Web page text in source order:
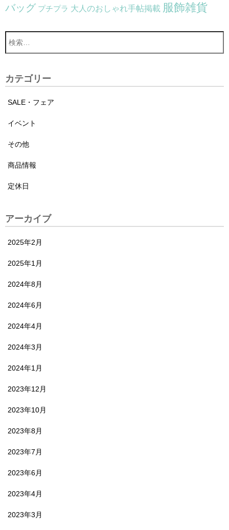
バッグ プチプラ 大人のおしゃれ手帖掲載 服飾雑貨
カテゴリー
SALE・フェア
イベント
その他
商品情報
定休日
アーカイブ
2025年2月
2025年1月
2024年8月
2024年6月
2024年4月
2024年3月
2024年1月
2023年12月
2023年10月
2023年8月
2023年7月
2023年6月
2023年4月
2023年3月